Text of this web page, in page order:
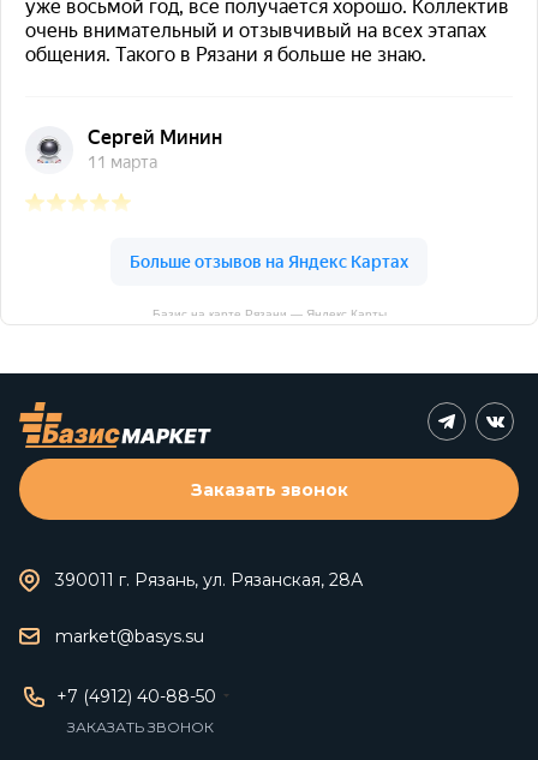
Базис на карте Рязани — Яндекс Карты
390011 г. Рязань, ул. Рязанская, 28А
market@basys.su
+7 (4912) 40-88-50
ЗАКАЗАТЬ ЗВОНОК
Заказать звонок